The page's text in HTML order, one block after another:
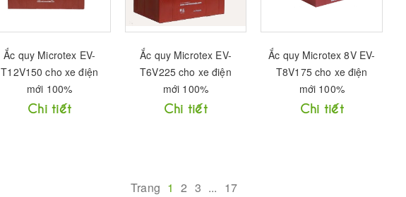
Ắc quy Microtex EV-
T12V150 cho xe điện
mới 100%
Chi tiết
Ắc quy Microtex EV-
T6V225 cho xe điện
mới 100%
Chi tiết
Ắc quy Microtex 8V EV-
T8V175 cho xe điện
mới 100%
Chi tiết
Trang 1 2 3 ... 17